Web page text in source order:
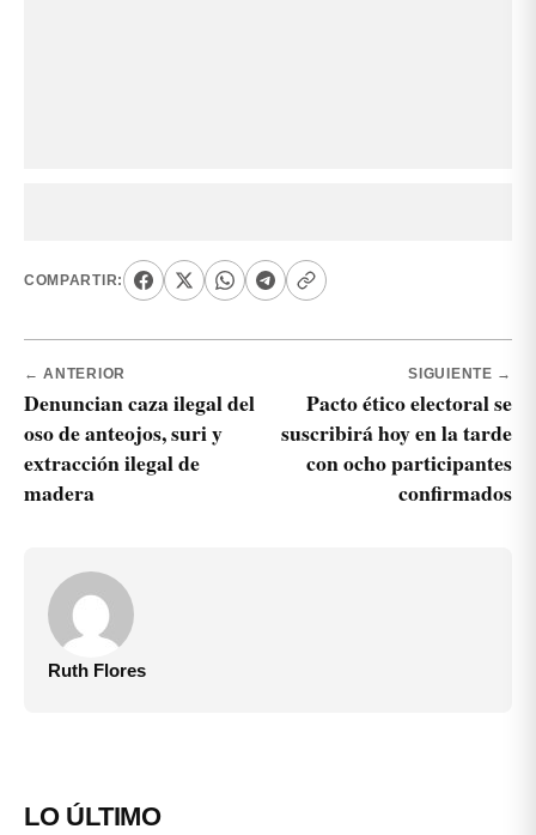
COMPARTIR:
← ANTERIOR
Denuncian caza ilegal del
oso de anteojos, suri y
extracción ilegal de
madera
SIGUIENTE →
Pacto ético electoral se
suscribirá hoy en la tarde
con ocho participantes
confirmados
Ruth Flores
LO ÚLTIMO